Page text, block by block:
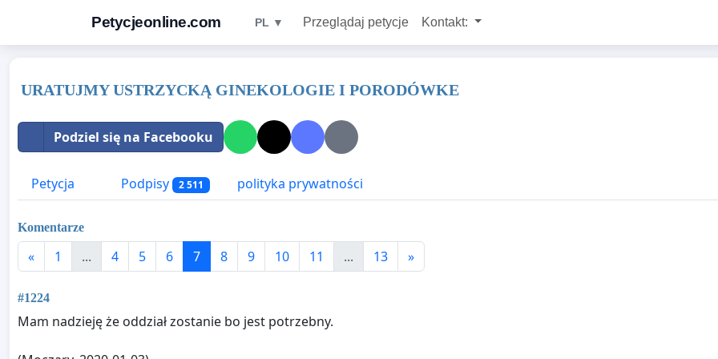
Petycjeonline.com PL ▼ Przeglądaj petycje Kontakt:
URATUJMY USTRZYCKĄ GINEKOLOGIE I PORODÓWKE
Podziel się na Facebooku
Petycja Podpisy 2 511 polityka prywatności
Komentarze
« 1 ... 4 5 6 7 8 9 10 11 ... 13 »
#1224
Mam nadzieję że oddział zostanie bo jest potrzebny.